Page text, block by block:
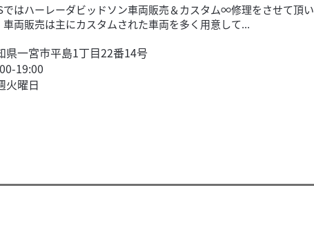
ではハーレーダビッドソン車両販売＆カスタム∞修理をさせて頂い
車両販売は主にカスタムされた車両を多く用意して...
県一宮市平島1丁目22番14号
19:00
火曜日